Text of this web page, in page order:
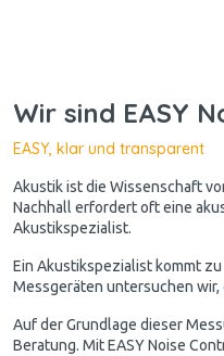
Wir sind EASY
EASY, klar und transparent
Akustik ist die Wissenschaft
Nachhall erfordert oft eine
Akustikspezialist.
Ein Akustikspezialist kommt
Messgeräten untersuchen
Auf der Grundlage dieser
Beratung. Mit EASY Noise